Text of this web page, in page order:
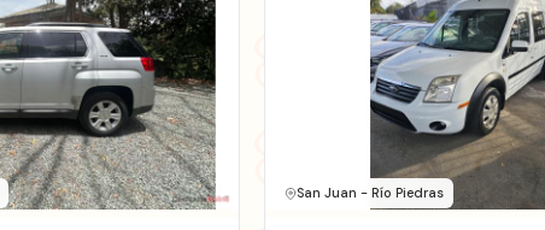
San Juan - Río Piedras